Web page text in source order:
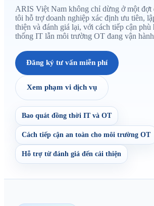
ARIS Việt Nam không chỉ dừng ở một đợt
tôi hỗ trợ doanh nghiệp xác định ưu tiên,
thiện và đánh giá lại, với cách tiếp cận phù
thống IT lẫn môi trường OT đang vận
Đăng ký tư vấn miễn phí
Xem phạm vi dịch vụ
Bao quát đồng thời IT và OT
Cách tiếp cận an toàn cho môi trường OT
Hỗ trợ từ đánh giá đến cải thiện